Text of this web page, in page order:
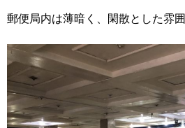
郵便局内は薄暗く、閑散とした雰囲